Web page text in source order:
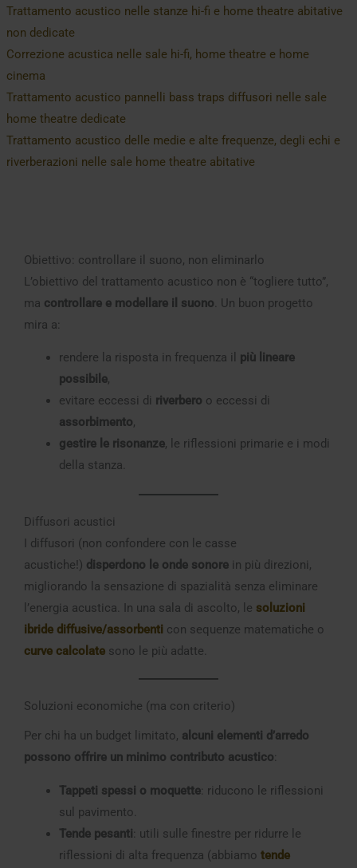
Trattamento acustico nelle stanze hi-fi e home theatre abitative
non dedicate
Correzione acustica nelle sale hi-fi, home theatre e home
cinema
Trattamento acustico pannelli bass traps diffusori nelle sale
home theatre dedicate
Trattamento acustico delle medie e alte frequenze, degli echi e
riverberazioni nelle sale home theatre abitative
Obiettivo: controllare il suono, non eliminarlo
L’obiettivo del trattamento acustico non è “togliere tutto”,
ma controllare e modellare il suono. Un buon progetto
mira a:
rendere la risposta in frequenza il più lineare
possibile,
evitare eccessi di riverbero o eccessi di
assorbimento,
gestire le risonanze, le riflessioni primarie e i modi
della stanza.
Diffusori acustici
I diffusori (non confondere con le casse
acustiche!) disperdono le onde sonorein più direzioni,
migliorando la sensazione di spazialità senza eliminare
l’energia acustica. In una sala di ascolto, le soluzioni
ibride diffusive/assorbenti con sequenze matematiche o
curve calcolatesono le più adatte.
Soluzioni economiche (ma con criterio)
Per chi ha un budget limitato, alcuni elementi d’arredo
possono offrire un minimo contributo acustico:
Tappeti spessi o moquette: riducono le riflessioni
sul pavimento.
Tende pesanti: utili sulle finestre per ridurre le
riflessioni di alta frequenza (abbiamo tende